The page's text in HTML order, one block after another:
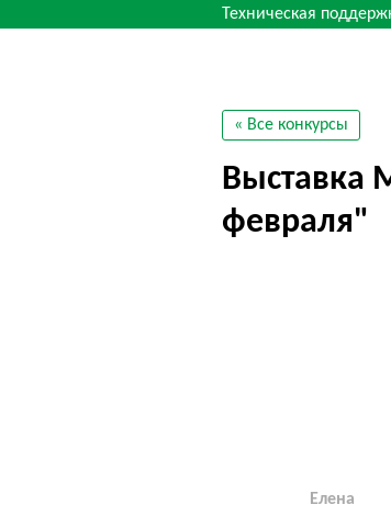
Техническая
« Все конкурсы
Выставка
февраля"
Елена